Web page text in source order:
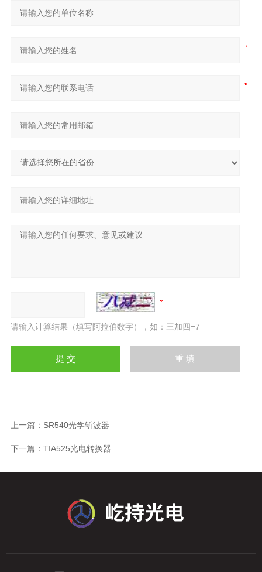
请输入计算结果（填写阿拉伯数字），如：三加四=7
上一篇： SR540光学斩波器
下一篇： TIA525光电转换器